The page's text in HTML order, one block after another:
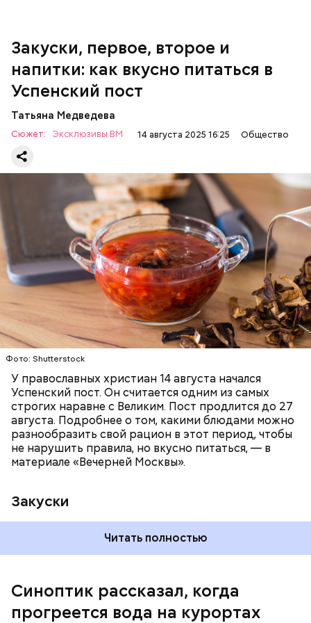
Закуски, первое, второе и
напитки: как вкусно питаться в
Успенский пост
Татьяна Медведева
Сюжет: Эксклюзивы ВМ 14 августа 2025 16:25 Общество
Фото: Shutterstock
У православных христиан 14 августа начался
Успенский пост. Он считается одним из самых
строгих наравне с Великим. Пост продлится до 27
августа. Подробнее о том, какими блюдами можно
разнообразить свой рацион в этот период, чтобы
не нарушить правила, но вкусно питаться, — в
материале «Вечерней Москвы».
Закуски
Баклажаны с овощами
зелень петрушки и укропа.
Читать полностью
ПРАВОСЛАВИЕ ЕДА РЕЦЕПТЫ
Синоптик рассказал, когда
прогреется вода на курортах
По словам Вильфанда, с середины следующей
прогреваться, потому что на юг России придет
потепление. Температура воздуха будет там выше
нормы уже к середине следующей недели — плюс
Читайте также:Синоптик предупредил о переносе
купального сезона в Москве и Подмосковье